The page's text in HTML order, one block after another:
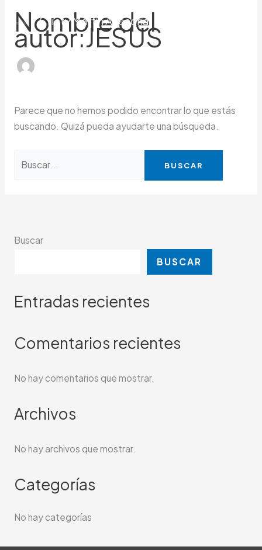
contenido
Cristy Martín Asesoría
Nombre del
autor:JESUS
Parece que no hemos podido encontrar lo que estás
buscando. Quizá pueda ayudarte una búsqueda.
por:
Buscar
BUSCAR
Entradas recientes
Comentarios recientes
No hay comentarios que mostrar.
Archivos
No hay archivos que mostrar.
Categorías
No hay categorías